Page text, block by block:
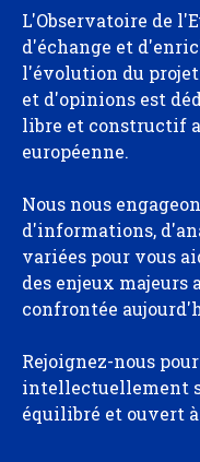
L'Observatoire de
d'échange et
l'évolution du projet
et d'opinions est
libre et constructif
européenne.
Nous nous
d'informations,
variées pour vous
des enjeux majeurs
confrontée
Rejoignez-nous
intellectuellement
équilibré et ouvert